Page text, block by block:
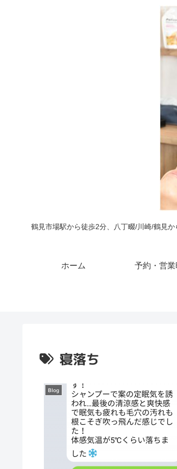
鶴見市場駅から徒歩2分、八丁畷/川崎/鶴見
ホーム 予約・営業
寝落ち
Blog